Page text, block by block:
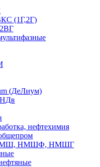
(1Г,2Г)
(ДеЛиум)
нефтехимия
НМШФ, НМШГ